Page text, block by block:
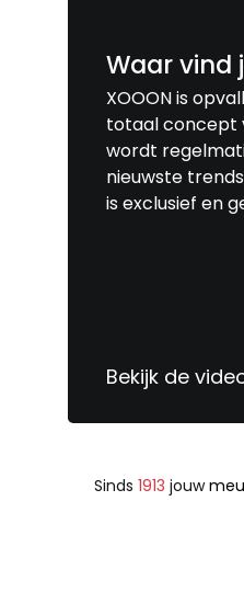
Waar vind
XOOON is
totaal concept
wordt
nieuwste
is exclusief en
Bekijk de
Sinds 1913 jouw